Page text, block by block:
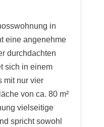
in
eine angenehme
durchdachten
sich in einem
mit nur vier
von ca. 80 m²
vielseitige
spricht sowohl